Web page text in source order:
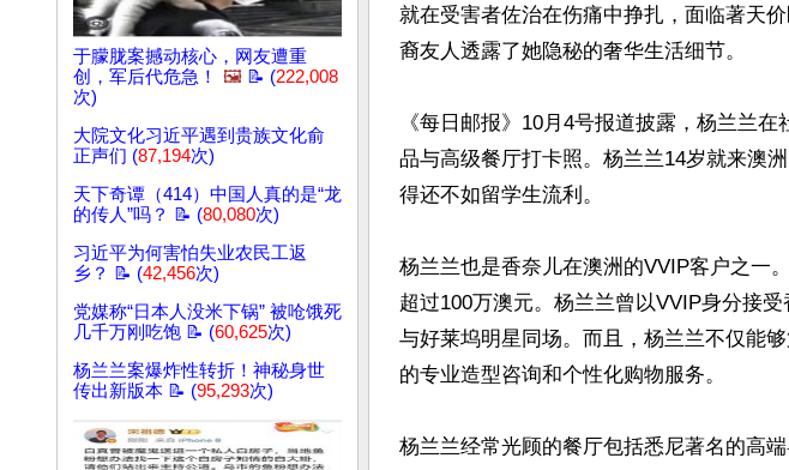
于朦胧案撼动核心，网友遭重
创，军后代危急！
🖼️ 📝 (222,008
次)
大院文化习近平遇到贵族文化俞
正声们 (87,194次)
天下奇谭（414）中国人真的是“龙
的传人”吗？ 📝 (80,080次)
习近平为何害怕失业农民工返
乡？ 📝 (42,456次)
党媒称“日本人没米下锅” 被呛饿死
几千万刚吃饱 📝 (60,625次)
杨兰兰案爆炸性转折！神秘身世
传出新版本 📝 (95,293次)
就在受害者佐治在伤痛中挣扎，面临著天
裔友人透露了她隐秘的奢华生活细节。
《每日邮报》10月4号报道披露，杨兰兰
品与高级餐厅打卡照。杨兰兰14岁就来澳
得还不如留学生流利。
杨兰兰也是香奈儿在澳洲的VVIP客户之一
超过100万澳元。杨兰兰曾以VVIP身分接
与好莱坞明星同场。而且，杨兰兰不仅能
的专业造型咨询和个性化购物服务。
杨兰兰经常光顾的餐厅包括悉尼著名的高